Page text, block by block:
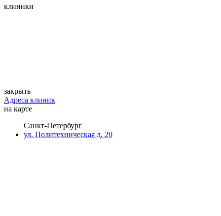
клиники
закрыть
Адреса клиник
на карте
Санкт-Петербург
ул. Политехническая д. 20